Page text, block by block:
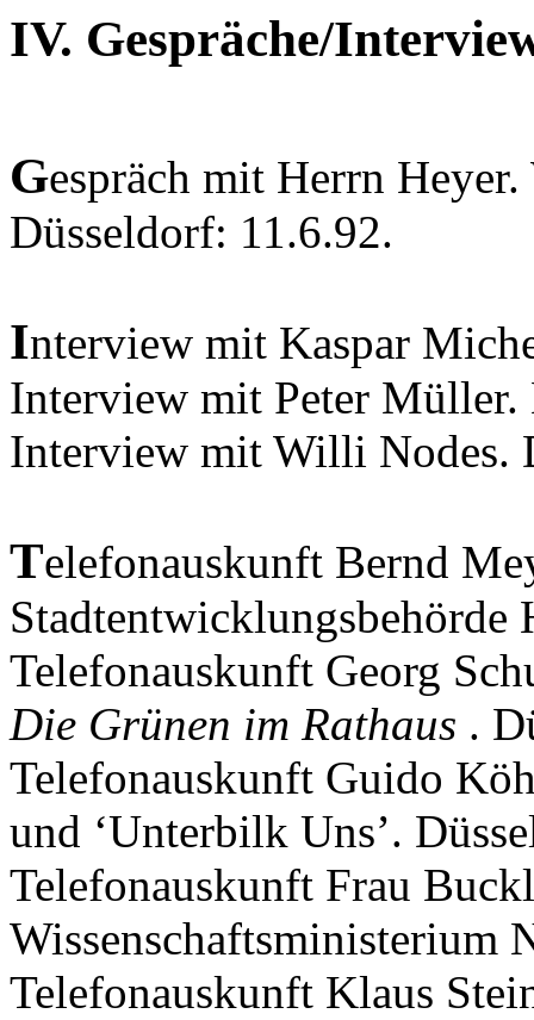
IV. Gespräche/
Gespräch mit Herrn
Düsseldorf: 11.6.92.
Interview mit Kaspar
Interview mit Peter Müller.
Interview mit Willi Nodes.
Telefonauskunft Bernd
Stadtentwicklungsbehörde
Telefonauskunft Georg
Die Grünen im Rathaus .
Telefonauskunft Guido
und ‘Unterbilk Uns’.
Telefonauskunft Frau
Wissenschaftsministerium
Telefonauskunft Klaus